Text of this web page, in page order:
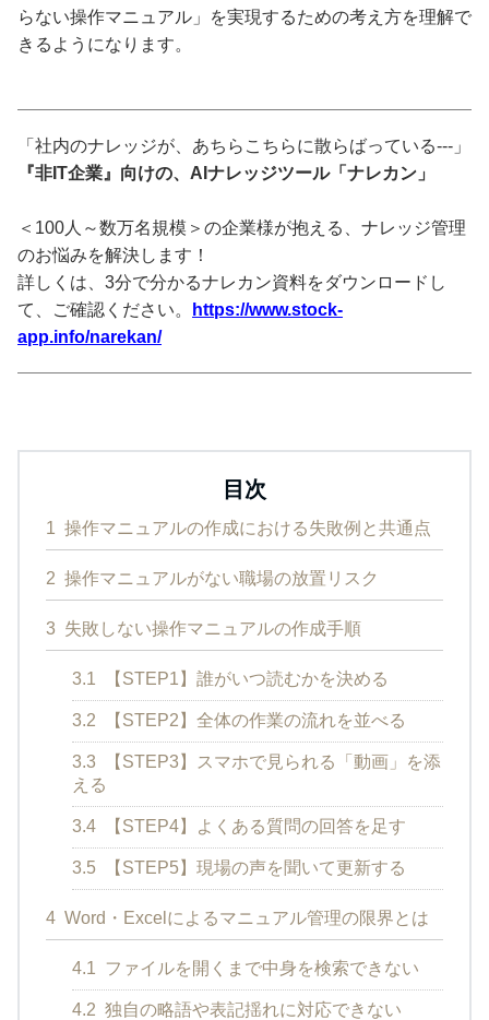
らない操作マニュアル」を実現するための考え方を理解で
きるようになります。
「社内のナレッジが、あちらこちらに散らばっている---」
『非IT企業』向けの、AIナレッジツール「ナレカン」
＜100人～数万名規模＞の企業様が抱える、ナレッジ管理
のお悩みを解決します！
詳しくは、3分で分かるナレカン資料をダウンロードし
て、ご確認ください。
https://www.stock-
app.info/narekan/
目次
1 操作マニュアルの作成における失敗例と共通点
2 操作マニュアルがない職場の放置リスク
3 失敗しない操作マニュアルの作成手順
3.1 【STEP1】誰がいつ読むかを決める
3.2 【STEP2】全体の作業の流れを並べる
3.3
【STEP3】スマホで見られる「動画」を添
える
3.4 【STEP4】よくある質問の回答を足す
3.5 【STEP5】現場の声を聞いて更新する
4 Word・Excelによるマニュアル管理の限界とは
4.1 ファイルを開くまで中身を検索できない
4.2 独自の略語や表記揺れに対応できない